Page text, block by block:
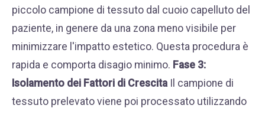
piccolo campione di tessuto dal cuoio capelluto del
paziente, in genere da una zona meno visibile per
minimizzare l'impatto estetico. Questa procedura è
rapida e comporta disagio minimo. Fase 3:
Isolamento dei Fattori di Crescita
Il campione di
tessuto prelevato viene poi processato utilizzando